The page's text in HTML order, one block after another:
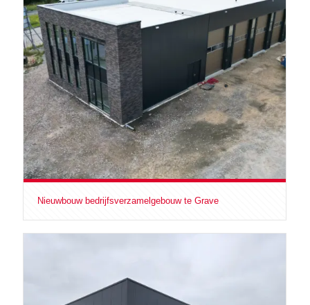
Nieuwbouw bedrijfsverzamelgebouw te Grave